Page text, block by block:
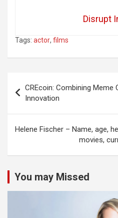
Disrupt
Tags: actor, films
navigation
CREcoin: Combining Meme
Innovation
Helene Fischer – Name, age,
movies,
You may Missed